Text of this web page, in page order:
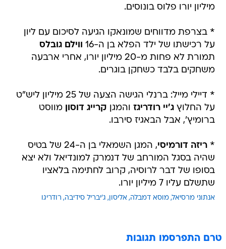
מיליון יורו פלוס בונוסים.
* בצרפת מדווחים שמונאקו הגיעה לסיכום עם ליון
על רכישתו של ילד הפלא בן ה-16
ווילם גובלס
תמורת לא פחות מ-20 מיליון יורו, אחרי ארבעה
משחקים בלבד כשחקן בוגרים.
* דיילי מייל: ברנלי הגישה הצעה של 25 מיליון ליש"ט
על החלוץג'יי רודריגז והמגן קרייג דוסון מווסט
ברומיץ', אבל הבאגיז סירבו.
*ריזה דורמיסי
, המגן השמאלי בן ה-24 של בטיס
שהיה בסגל המורחב של דנמרק למונדיאל ולא יצא
בסופו של דבר לרוסיה, קרוב לחתימה בלאציו
שתשלם עליו 7 מיליון יורו.
אנתוני מרסיאל מוסא דמבלה אליסון ג'יבריל סידיבה רודריגו
טרם התפרסמו תגובות